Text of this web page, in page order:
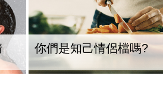
你們是知己情侶檔嗎?